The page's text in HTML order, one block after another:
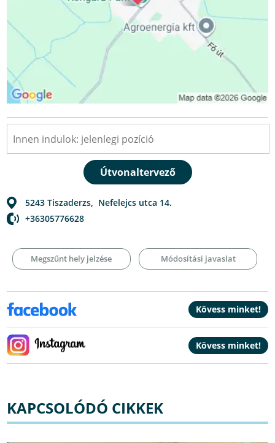
5243 Tiszaderzs, Nefelejcs utca 14.
+36305776628
Megszűnt hely jelzése Módosítási javaslat
KAPCSOLÓDÓ CIKKEK